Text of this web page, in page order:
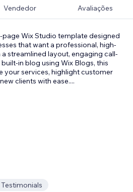
Vendedor Avaliações
Wix Studio template designed
that want a professional, high-
streamlined layout, engaging call-
in blog using Wix Blogs, this
your services, highlight customer
clients with ease....
Testimonials